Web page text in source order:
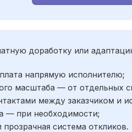
доработку или
напрямую исполнителю;
масштаба — от отдельных
между заказчиком и
— при необходимости;
система откликов.